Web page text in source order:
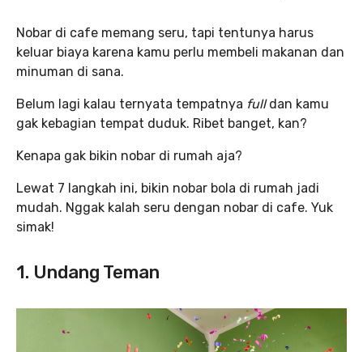
Nobar di cafe memang seru, tapi tentunya harus
keluar biaya karena kamu perlu membeli makanan dan
minuman di sana.
Belum lagi kalau ternyata tempatnya fulldan kamu
gak kebagian tempat duduk. Ribet banget, kan?
Kenapa gak bikin nobar di rumah aja?
Lewat 7 langkah ini, bikin nobar bola di rumah jadi
mudah. Nggak kalah seru dengan nobar di cafe. Yuk
simak!
1. Undang Teman